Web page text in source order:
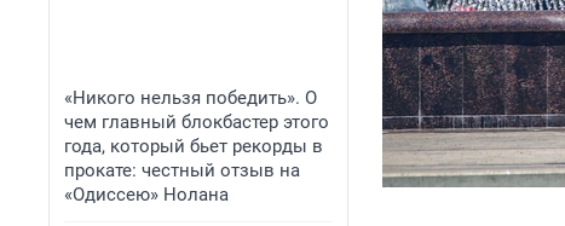
«Никого нельзя победить». О
чем главный блокбастер этого
года, который бьет рекорды в
прокате: честный отзыв на
«Одиссею» Нолана